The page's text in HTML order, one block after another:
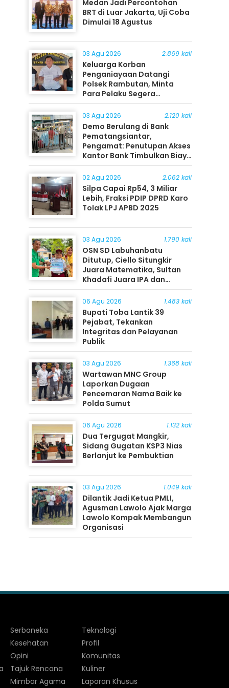
Medan Jadi Percontohan
BRT di Luar Jakarta, Uji Coba
Dimulai 18 Agustus
03 Agu 2026 2.869 kali
Keluarga Korban
Penganiayaan Datangi
Polsek Rambutan, Minta
Para Pelaku Segera
Ditangkap
03 Agu 2026 2.120 kali
Demo Berulang di Bank
Pematangsiantar,
Pengamat: Penutupan Akses
Kantor Bank Timbulkan Biaya
Ekonomi bagi Masyarakat
02 Agu 2026 2.062 kali
Silpa Capai Rp54, 3 Miliar
Lebih, Fraksi PDIP DPRD Karo
Tolak LPJ APBD 2025
03 Agu 2026 1.790 kali
OSN SD Labuhanbatu
Ditutup, Ciello Situngkir
Juara Matematika, Sultan
Khadafi Juara IPA dan
Timothy Rangkuti Juara IPS
06 Agu 2026 1.483 kali
Bupati Toba Lantik 39
Pejabat, Tekankan
Integritas dan Pelayanan
Publik
03 Agu 2026 1.368 kali
Wartawan MNC Group
Laporkan Dugaan
Pencemaran Nama Baik ke
Polda Sumut
06 Agu 2026 1.132 kali
Dua Tergugat Mangkir,
Sidang Gugatan KSP3 Nias
Berlanjut ke Pembuktian
03 Agu 2026 1.049 kali
Dilantik Jadi Ketua PMLI,
Agusman Lawolo Ajak Marga
Lawolo Kompak Membangun
Organisasi
Serbaneka
Kesehatan
Opini
Tajuk Rencana
Mimbar Agama
Teknologi
Profil
Komunitas
Kuliner
Laporan Khusus